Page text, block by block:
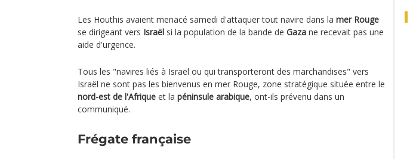
Les Houthis avaient menacé samedi d'attaquer tout navire dans la mer Rouge
se dirigeant vers Israël si la population de la bande de Gaza ne recevait pas une
aide d'urgence.
Tous les "navires liés à Israël ou qui transporteront des marchandises" vers
Israël ne sont pas les bienvenus en mer Rouge, zone stratégique située entre le
nord-est de l'Afrique et la péninsule arabique, ont-ils prévenu dans un
communiqué.
Frégate française